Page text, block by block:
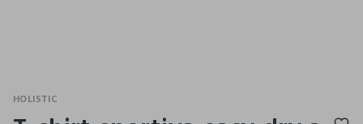
HOLISTIC